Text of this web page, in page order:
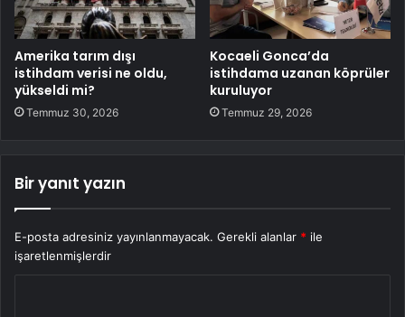
Amerika tarım dışı
istihdam verisi ne oldu,
yükseldi mi?
Temmuz 30, 2026
Kocaeli Gonca’da
istihdama uzanan köprüler
kuruluyor
Temmuz 29, 2026
Bir yanıt yazın
E-posta adresiniz yayınlanmayacak. Gerekli alanlar * ile
işaretlenmişlerdir